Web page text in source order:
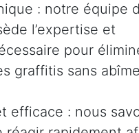
: notre équipe
l’expertise et
pour
graffitis sans
efficace : nous